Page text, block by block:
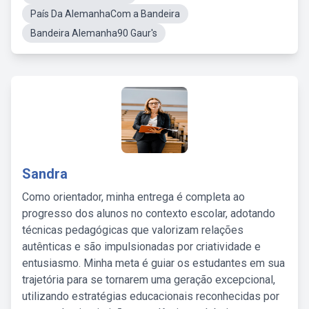
País Da AlemanhaCom a Bandeira
Bandeira Alemanha90 Gaur's
Sandra
Como orientador, minha entrega é completa ao
progresso dos alunos no contexto escolar, adotando
técnicas pedagógicas que valorizam relações
autênticas e são impulsionadas por criatividade e
entusiasmo. Minha meta é guiar os estudantes em sua
trajetória para se tornarem uma geração excepcional,
utilizando estratégias educacionais reconhecidas por